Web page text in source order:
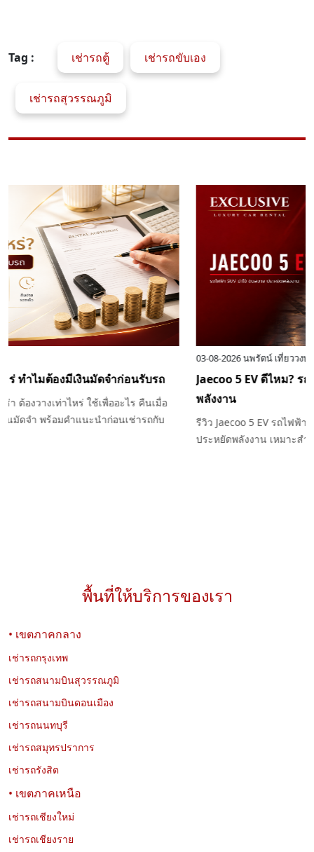
Tag : เช่ารถตู้ เช่ารถขับเอง
เช่ารถสุวรรณภูมิ
เช่ารถต้องวางมัดจำเท่าไหร่ ทำไมต้องมีเงินมัดจำก่อนรับรถ
ไขข้อสงสัยเรื่องเงินมัดจำรถเช่า ต้องวางเท่าไหร่ ใช้เพื่ออะไร คืนเมื่อ
ไหร่ และกรณีใดที่อาจถูกหักเงินมัดจำ พร้อมคำแนะนำก่อนเช่ารถกับ
Jaecoo 5 EV ดีไหม? รถไฟฟ้า SUV น่าใช้ ขับสบาย ประหยัด
พลังงาน
รีวิว Jaecoo 5 EV รถไฟฟ้า SUV 5 ที่นั่ง ดีไซน์พรีเมียม ขับสบาย
ประหยัดพลังงาน เหมาะสำหรับเช่าขับในเมืองและเดินทางต่างจังหวัด
กับ Exclusive Car Rental
พื้นที่ให้บริการของเรา
• เขตภาคกลาง
เช่ารถกรุงเทพ
เช่ารถสนามบินสุวรรณภูมิ
เช่ารถสนามบินดอนเมือง
เช่ารถนนทบุรี
เช่ารถสมุทรปราการ
เช่ารถรังสิต
• เขตภาคเหนือ
เช่ารถเชียงใหม่
เช่ารถเชียงราย